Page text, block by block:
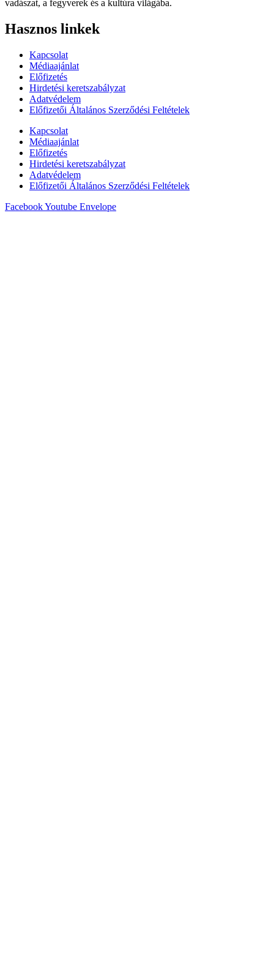
vadászat, a fegyverek és a kultúra világába.
Hasznos linkek
Kapcsolat
Médiaajánlat
Előfizetés
Hirdetési keretszabályzat
Adatvédelem
Előfizetői Általános Szerződési Feltételek
Kapcsolat
Médiaajánlat
Előfizetés
Hirdetési keretszabályzat
Adatvédelem
Előfizetői Általános Szerződési Feltételek
FacebookYoutube Envelope